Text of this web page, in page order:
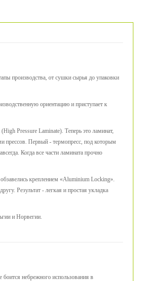
производства, от сушки сырья до упаковки
ориентацию и приступает к
Pressure Laminate). Теперь это ламинат,
прессов. Первый - термопресс, под которым
Когда все части ламината прочно
креплением «Aluminium Locking».
Результат - легкая и простая укладка
и Норвегии.
небрежного использования в